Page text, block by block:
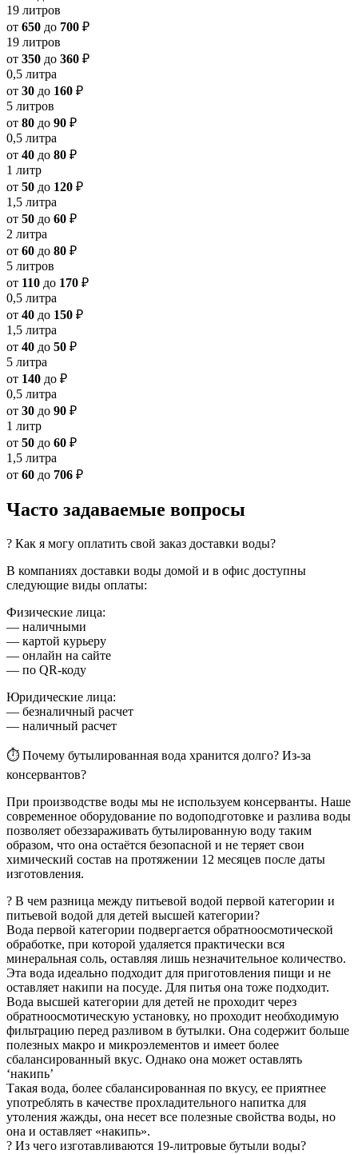
19 литров
от 650 до 700 ₽
19 литров
от 350 до 360 ₽
0,5 литра
от 30 до 160 ₽
5 литров
от 80 до 90 ₽
0,5 литра
от 40 до 80 ₽
1 литр
от 50 до 120 ₽
1,5 литра
от 50 до 60 ₽
2 литра
от 60 до 80 ₽
5 литров
от 110 до 170 ₽
0,5 литра
от 40 до 150 ₽
1,5 литра
от 40 до 50 ₽
5 литра
от 140 до ₽
0,5 литра
от 30 до 90 ₽
1 литр
от 50 до 60 ₽
1,5 литра
от 60 до 706 ₽
Часто задаваемые вопросы
? Как я могу оплатить свой заказ доставки воды?
В компаниях доставки воды домой и в офис доступны
следующие виды оплаты:
Физические лица:
— наличными
— картой курьеру
— онлайн на сайте
— по QR-коду
Юридические лица:
— безналичный расчет
— наличный расчет
⏱ Почему бутылированная вода хранится долго? Из-за
консервантов?
При производстве воды мы не используем консерванты. Наше
современное оборудование по водоподготовке и разлива воды
позволяет обеззараживать бутылированную воду таким
образом, что она остаётся безопасной и не теряет свои
химический состав на протяжении 12 месяцев после даты
изготовления.
? В чем разница между питьевой водой первой категории и
питьевой водой для детей высшей категории?
Вода первой категории подвергается обратноосмотической
обработке, при которой удаляется практически вся
минеральная соль, оставляя лишь незначительное количество.
Эта вода идеально подходит для приготовления пищи и не
оставляет накипи на посуде. Для питья она тоже подходит.
Вода высшей категории для детей не проходит через
обратноосмотическую установку, но проходит необходимую
фильтрацию перед разливом в бутылки. Она содержит больше
полезных макро и микроэлементов и имеет более
сбалансированный вкус. Однако она может оставлять
‘накипь’
Такая вода, более сбалансированная по вкусу, ее приятнее
употреблять в качестве прохладительного напитка для
утоления жажды, она несет все полезные свойства воды, но
она и оставляет «накипь».
? Из чего изготавливаются 19-литровые бутыли воды?